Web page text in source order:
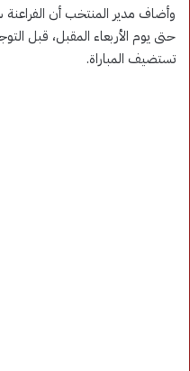
وأضاف مدير المنتخب أن
حتى يوم الأربعاء المقبل، قبل
تستضيف المباراة.